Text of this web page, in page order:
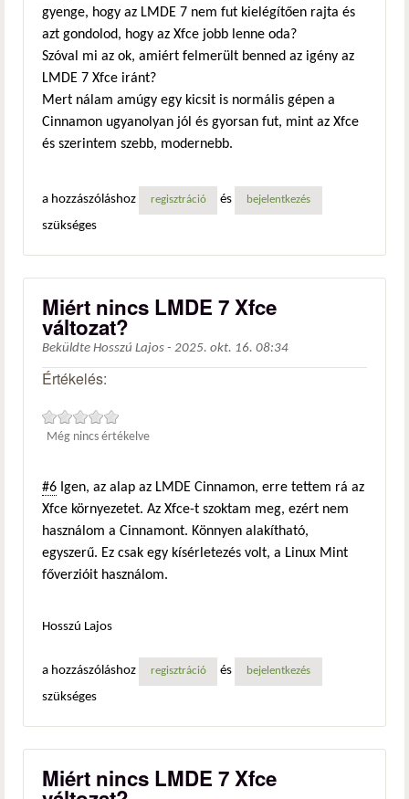
gyenge, hogy az LMDE 7 nem fut kielégítően rajta és
azt gondolod, hogy az Xfce jobb lenne oda?
Szóval mi az ok, amiért felmerült benned az igény az
LMDE 7 Xfce iránt?
Mert nálam amúgy egy kicsit is normális gépen a
Cinnamon ugyanolyan jól és gyorsan fut, mint az Xfce
és szerintem szebb, modernebb.
a hozzászóláshoz regisztráció és bejelentkezés
szükséges
Miért nincs LMDE 7 Xfce
változat?
Beküldte Hosszú Lajos - 2025. okt. 16. 08:34
Értékelés:
Még nincs értékelve
#6 Igen, az alap az LMDE Cinnamon, erre tettem rá az
Xfce környezetet. Az Xfce-t szoktam meg, ezért nem
használom a Cinnamont. Könnyen alakítható,
egyszerű. Ez csak egy kísérletezés volt, a Linux Mint
főverzióit használom.
Hosszú Lajos
a hozzászóláshoz regisztráció és bejelentkezés
szükséges
Miért nincs LMDE 7 Xfce